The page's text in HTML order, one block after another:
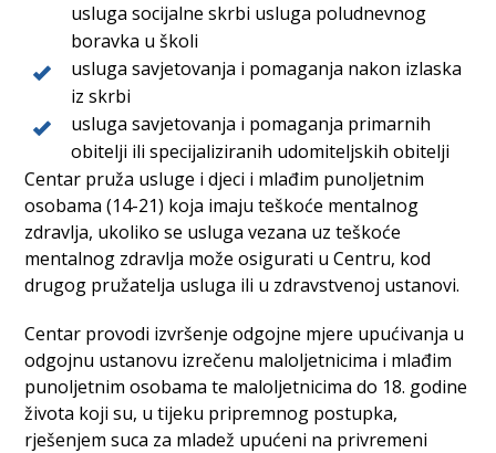
usluga socijalne skrbi usluga poludnevnog
boravka u školi
usluga savjetovanja i pomaganja nakon izlaska
iz skrbi
usluga savjetovanja i pomaganja primarnih
obitelji ili specijaliziranih udomiteljskih obitelji
Centar pruža usluge i djeci i mlađim punoljetnim
osobama (14-21) koja imaju teškoće mentalnog
zdravlja, ukoliko se usluga vezana uz teškoće
mentalnog zdravlja može osigurati u Centru, kod
drugog pružatelja usluga ili u zdravstvenoj ustanovi.
Centar provodi izvršenje odgojne mjere upućivanja u
odgojnu ustanovu izrečenu maloljetnicima i mlađim
punoljetnim osobama te maloljetnicima do 18. godine
života koji su, u tijeku pripremnog postupka,
rješenjem suca za mladež upućeni na privremeni